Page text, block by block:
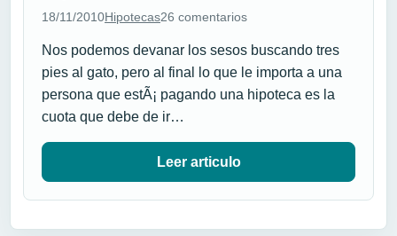
18/11/2010Hipotecas26 comentarios
Nos podemos devanar los sesos buscando tres
pies al gato, pero al final lo que le importa a una
persona que estÃ¡ pagando una hipoteca es la
cuota que debe de ir…
Leer articulo